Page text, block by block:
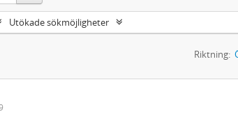
Utökade sökmöjligheter
Riktning: